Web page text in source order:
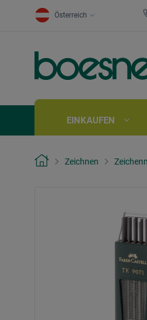
Österreich
EINKAUFEN
Zeichnen